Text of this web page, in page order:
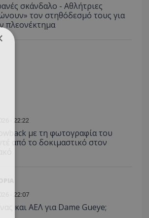
σκάνδαλο - Aθλήτριες
τον στηθόδεσμό τους για
πλεονέκτημα
- 22:22
με τη φωτογραφία του
από το δοκιμαστικό στον
- 22:07
και ΑΕΛ για Dame Gueye;